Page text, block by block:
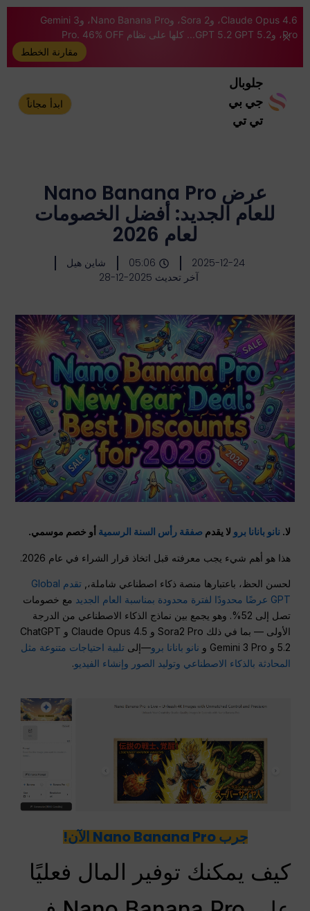
Claude Opus 4.6، وSora 2، وNano Banana Pro، وGemini 3
Pro، وGPT 5.2 GPT 5.2... كلها على نظام Pro. 46% OFF
مقارنة الخطط
جلوبال
جي بي
تي تي
ابدأ مجاناً
عرض Nano Banana Pro
للعام الجديد: أفضل الخصومات
لعام 2026
2025-12-24
05:06
شاين هيل
آخر تحديث 2025-12-28
لا. نانو بانانا برو لا يقدمصفقة رأس السنة الرسمية أو خصم موسمي.
هذا هو أهم شيء يجب معرفته قبل اتخاذ قرار الشراء في عام 2026.
لحسن الحظ، باعتبارها منصة ذكاء اصطناعي شاملة،,
تقدم Global
GPT عرضًا محدودًا لفترة محدودة بمناسبة العام الجديد
مع خصومات
تصل إلى 52%. وهو يجمع بين نماذج الذكاء الاصطناعي من الدرجة
الأولى — بما في ذلك Sora2 Pro و Claude Opus 4.5 و ChatGPT
5.2 و Gemini 3 Pro و
نانو بانانا برو—إلىتلبية احتياجات متنوعة مثل
المحادثة بالذكاء الاصطناعي وتوليد الصور وإنشاء الفيديو.
جرب Nano Banana Pro الآن!
كيف يمكنك توفير المال فعليًا